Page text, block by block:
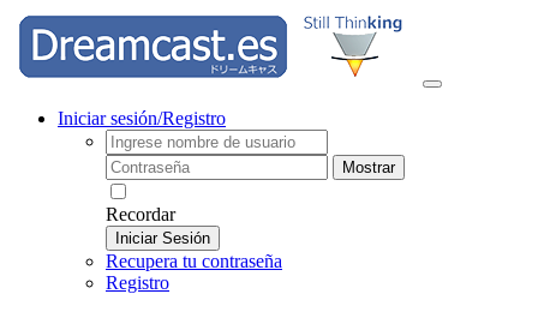
Iniciar sesión/Registro
Mostrar
Recordar
Iniciar Sesión
Recupera tu contraseña
Registro